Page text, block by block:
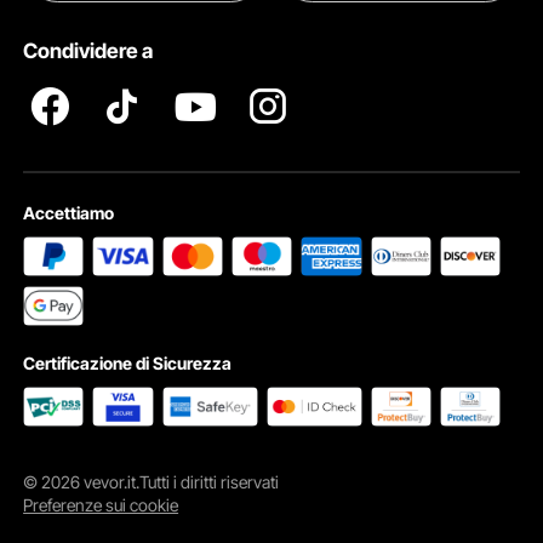
Condividere a
Accettiamo
Certificazione di Sicurezza
© 2026 vevor.it.Tutti i diritti riservati
Preferenze sui cookie